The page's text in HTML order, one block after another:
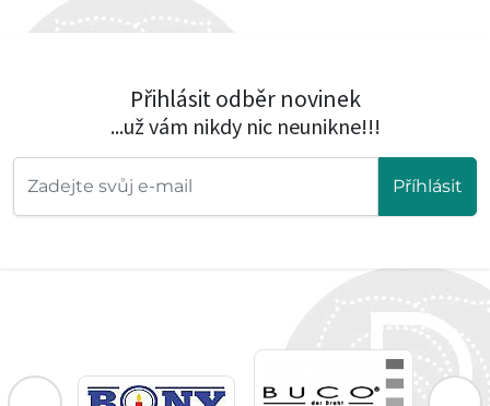
Přihlásit odběr novinek
...už vám nikdy nic neunikne!!!
Příhlásit